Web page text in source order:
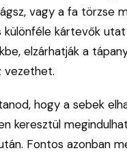
vagy a fa törzse
kártevők
elzárhatják a
vezethet.
hogy a sebek
keresztül
Fontos azonban